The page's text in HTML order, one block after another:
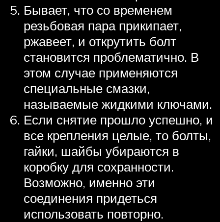
Бывает, что со временем
резьбовая пара прикипает,
ржавеет, и открутить болт
становится проблематично. В
этом случае применяются
специальные смазки,
называемые жидкими ключами.
Если снятие прошло успешно, и
все крепления целые, то болты,
гайки, шайбы убираются в
коробку для сохранности.
Возможно, именно эти
соединения придеться
использовать повторно.